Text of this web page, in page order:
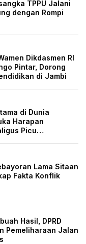
TPPU Jalani
dengan Rompi
Dikdasmen RI
Pintar, Dorong
di Jambi
di Dunia
Harapan
Picu
Lama Sitaan
Fakta Konflik
Hasil, DPRD
Pemeliharaan Jalan